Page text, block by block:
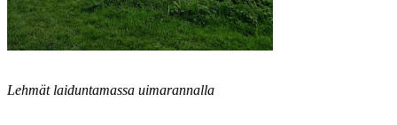
Lehmät laiduntamassa uimarannalla